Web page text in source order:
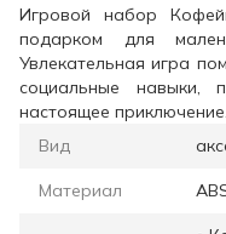
Игровой набор
подарком для
Увлекательная игра
социальные навыки,
настоящее приключение.
Вид
Материал